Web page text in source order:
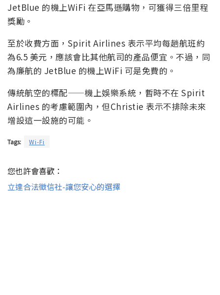
JetBlue 的機上WiFi 在亞馬遜購物，可獲得三倍里程
獎勵。
至於收費方面，Spirit Airlines 表示平均每趟航班約
為6.5 美元，應該會比其他航司的產品便宜。不過，同
為廉航的 JetBlue 的機上WiFi 可是免費的。
傳統航空的標配——機上娛樂系統，暫時不在 Spirit
Airlines 的考慮範圍內，但Christie 表示不排除未來
增設這一設施的可能。
Tags: Wi-Fi
您也許會喜歡：
立達合法徵信社-讓您安心的選擇